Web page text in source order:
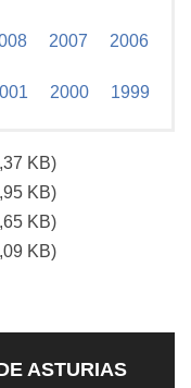
2007 2006
2000 1999
KB)
KB)
KB)
KB)
ASTURIAS